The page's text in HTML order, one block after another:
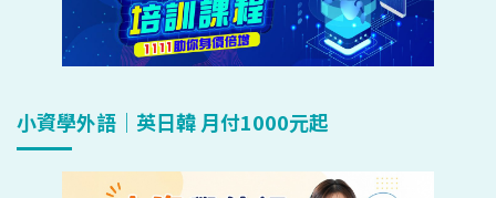
小資學外語｜英日韓 月付1000元起